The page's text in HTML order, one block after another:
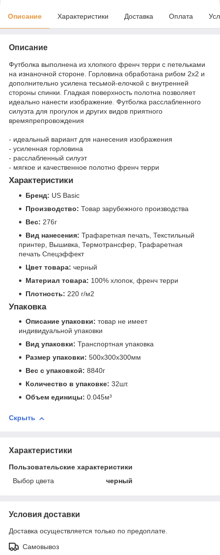
Описание Характеристики Доставка Оплата
Описание
Футболка выполнена из хлопкого френч терри с петельками
на изнаночной стороне. Горловина обработана рибом 2х2 и
дополнительно усилена тесьмой-елочкой с внутренней
стороны спинки. Гладкая поверхность полотна позволяет
идеально нанести изображение. Футболка расслабленного
силуэта для прогулок и других видов приятного
времяпрепровождения
- идеальный вариант для нанесения изображения
- усиленная горловина
- расслабленный силуэт
- мягкое и качественное полотно френч терри
Характеристики
Бренд: US Basic
Производство: Товар зарубежного производства
Вес: 276г
Вид нанесения: Трафаретная печать, Текстильный
принтер, Вышивка, Термотрансфер, Трафаретная
печать Спецэффект
Цвет товара: черный
Материал товара: 100% хлопок, френч терри
Плотность: 220 г/м2
Упаковка
Описание упаковки: товар не имеет
индивидуальной упаковки
Вид упаковки: Транспортная упаковка
Размер упаковки: 500x300x300мм
Вес с упаковкой: 8840г
Количество в упаковке: 32шт.
Объем единицы: 0.045м³
Скрыть
Характеристики
Пользовательские характеристики
Выбор цвета
черный
Условия доставки
Доставка осуществляется только по предоплате.
Самовывоз